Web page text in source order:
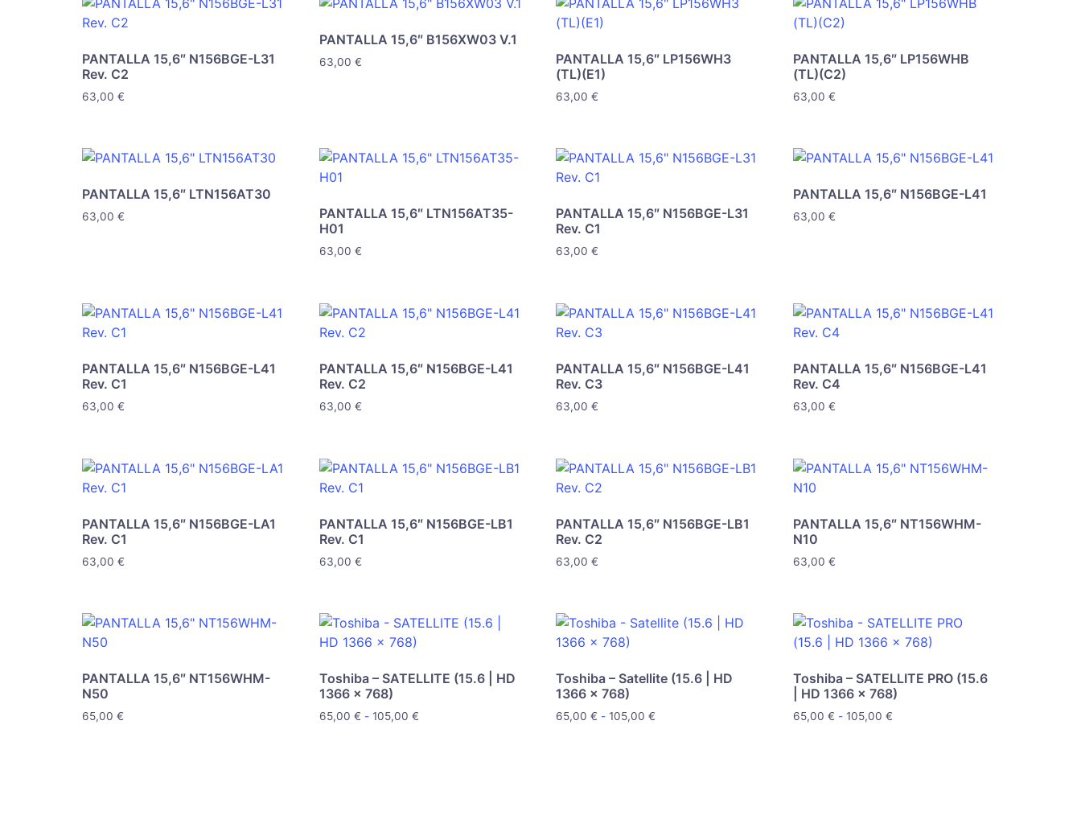
PANTALLA 15,6″ N156BGE-L31
Rev. C2
63,00 €
PANTALLA 15,6″ B156XW03 V.1
63,00 €
PANTALLA 15,6″ LP156WH3
(TL)(E1)
63,00€
PANTALLA 15,6″ LP156WHB
(TL)(C2)
63,00€
PANTALLA 15,6″ LTN156AT30
63,00 €
PANTALLA 15,6″ LTN156AT35-
H01
63,00 €
PANTALLA 15,6″ N156BGE-L31
Rev. C1
63,00€
PANTALLA 15,6″ N156BGE-L41
63,00€
PANTALLA 15,6″ N156BGE-L41
Rev. C1
63,00 €
PANTALLA 15,6″ N156BGE-L41
Rev. C2
63,00 €
PANTALLA 15,6″ N156BGE-L41
Rev. C3
63,00€
PANTALLA 15,6″ N156BGE-L41
Rev. C4
63,00€
PANTALLA 15,6″ N156BGE-LA1
Rev. C1
63,00 €
PANTALLA 15,6″ N156BGE-LB1
Rev. C1
63,00 €
PANTALLA 15,6″ N156BGE-LB1
Rev. C2
63,00€
PANTALLA 15,6″ NT156WHM-
N10
63,00€
PANTALLA 15,6″ NT156WHM-
N50
65,00 €
Toshiba – SATELLITE (15.6 | HD
1366 x 768)
65,00 € - 105,00 €
Toshiba – Satellite (15.6 | HD
1366 x 768)
65,00€ - 105,00€
Toshiba – SATELLITE PRO (15.6
| HD 1366 x 768)
65,00€ - 105,00€